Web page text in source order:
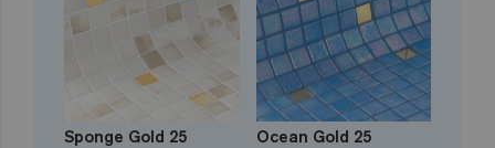
Sponge Gold 25 Ocean Gold 25